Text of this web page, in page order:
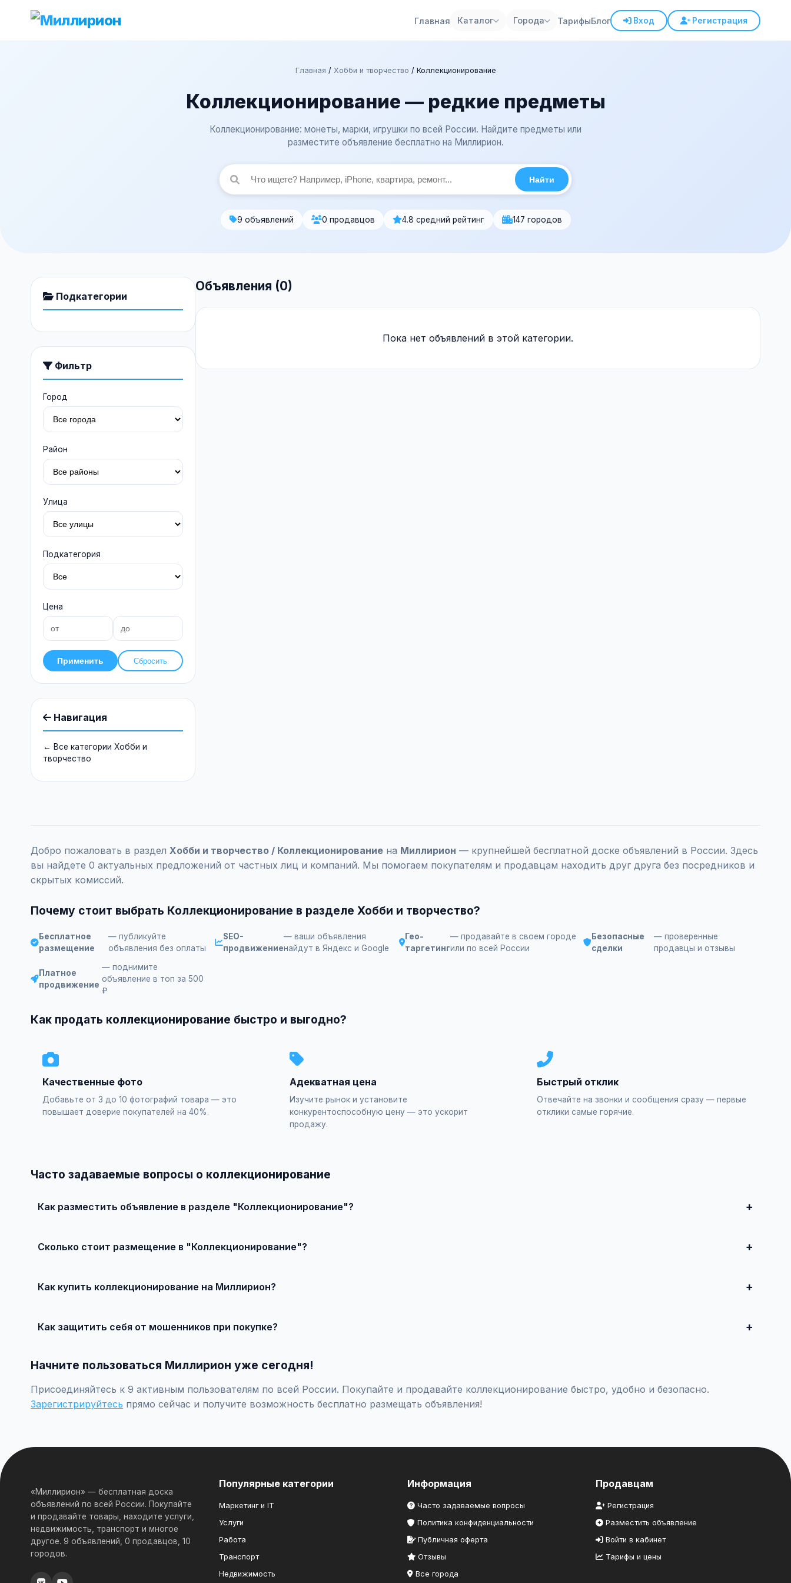
Главная Каталог Города ТарифыБлог Вход Регистрация
Главная / Хобби и творчество / Коллекционирование
Коллекционирование — редкие предметы
Коллекционирование: монеты, марки, игрушки по всей России. Найдите предметы или
разместите объявление бесплатно на Миллирион.
Найти
9 объявлений 0 продавцов 4.8 средний рейтинг 147 городов
Подкатегории
Фильтр
Город
Район
Улица
Подкатегория
Цена
Применить Сбросить
Навигация
← Все категории Хобби и
творчество
Объявления (0)
Пока нет объявлений в этой категории.
Добро пожаловать в раздел Хобби и творчество / Коллекционирование на Миллирион — крупнейшей бесплатной доске объявлений в России. Здесь
вы найдете 0 актуальных предложений от частных лиц и компаний. Мы помогаем покупателям и продавцам находить друг друга без посредников и
скрытых комиссий.
Почему стоит выбрать Коллекционирование в разделе Хобби и творчество?
Бесплатное
размещение
— публикуйте
объявления без оплаты
SEO-
продвижение
— ваши объявления
найдут в Яндекс и Google
Гео-
таргетинг
— продавайте в своем городе
или по всей России
Безопасные
сделки
— проверенные
продавцы и отзывы
Платное
продвижение
— поднимите
объявление в топ за 500
₽
Как продать коллекционирование быстро и выгодно?
Качественные фото
Добавьте от 3 до 10 фотографий товара — это
повышает доверие покупателей на 40%.
Адекватная цена
Изучите рынок и установите
конкурентоспособную цену — это ускорит
продажу.
Быстрый отклик
Отвечайте на звонки и сообщения сразу — первые
отклики самые горячие.
Часто задаваемые вопросы о коллекционирование
Как разместить объявление в разделе "Коллекционирование"?
Сколько стоит размещение в "Коллекционирование"?
Как купить коллекционирование на Миллирион?
Как защитить себя от мошенников при покупке?
Начните пользоваться Миллирион уже сегодня!
Присоединяйтесь к 9 активным пользователям по всей России. Покупайте и продавайте коллекционирование быстро, удобно и безопасно.
Зарегистрируйтесь прямо сейчас и получите возможность бесплатно размещать объявления!
«Миллирион» — бесплатная доска
объявлений по всей России. Покупайте
и продавайте товары, находите услуги,
недвижимость, транспорт и многое
другое. 9 объявлений, 0 продавцов, 10
городов.
Популярные категории
Маркетинг и IT
Услуги
Работа
Транспорт
Недвижимость
Информация
Часто задаваемые вопросы
Политика конфиденциальности
Публичная оферта
Отзывы
Все города
Продавцам
Регистрация
Разместить объявление
Войти в кабинет
Тарифы и цены